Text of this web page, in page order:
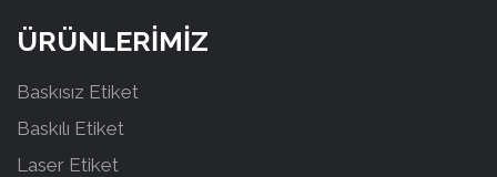
ÜRÜNLERİMİZ
Baskısız Etiket
Baskılı Etiket
Laser Etiket